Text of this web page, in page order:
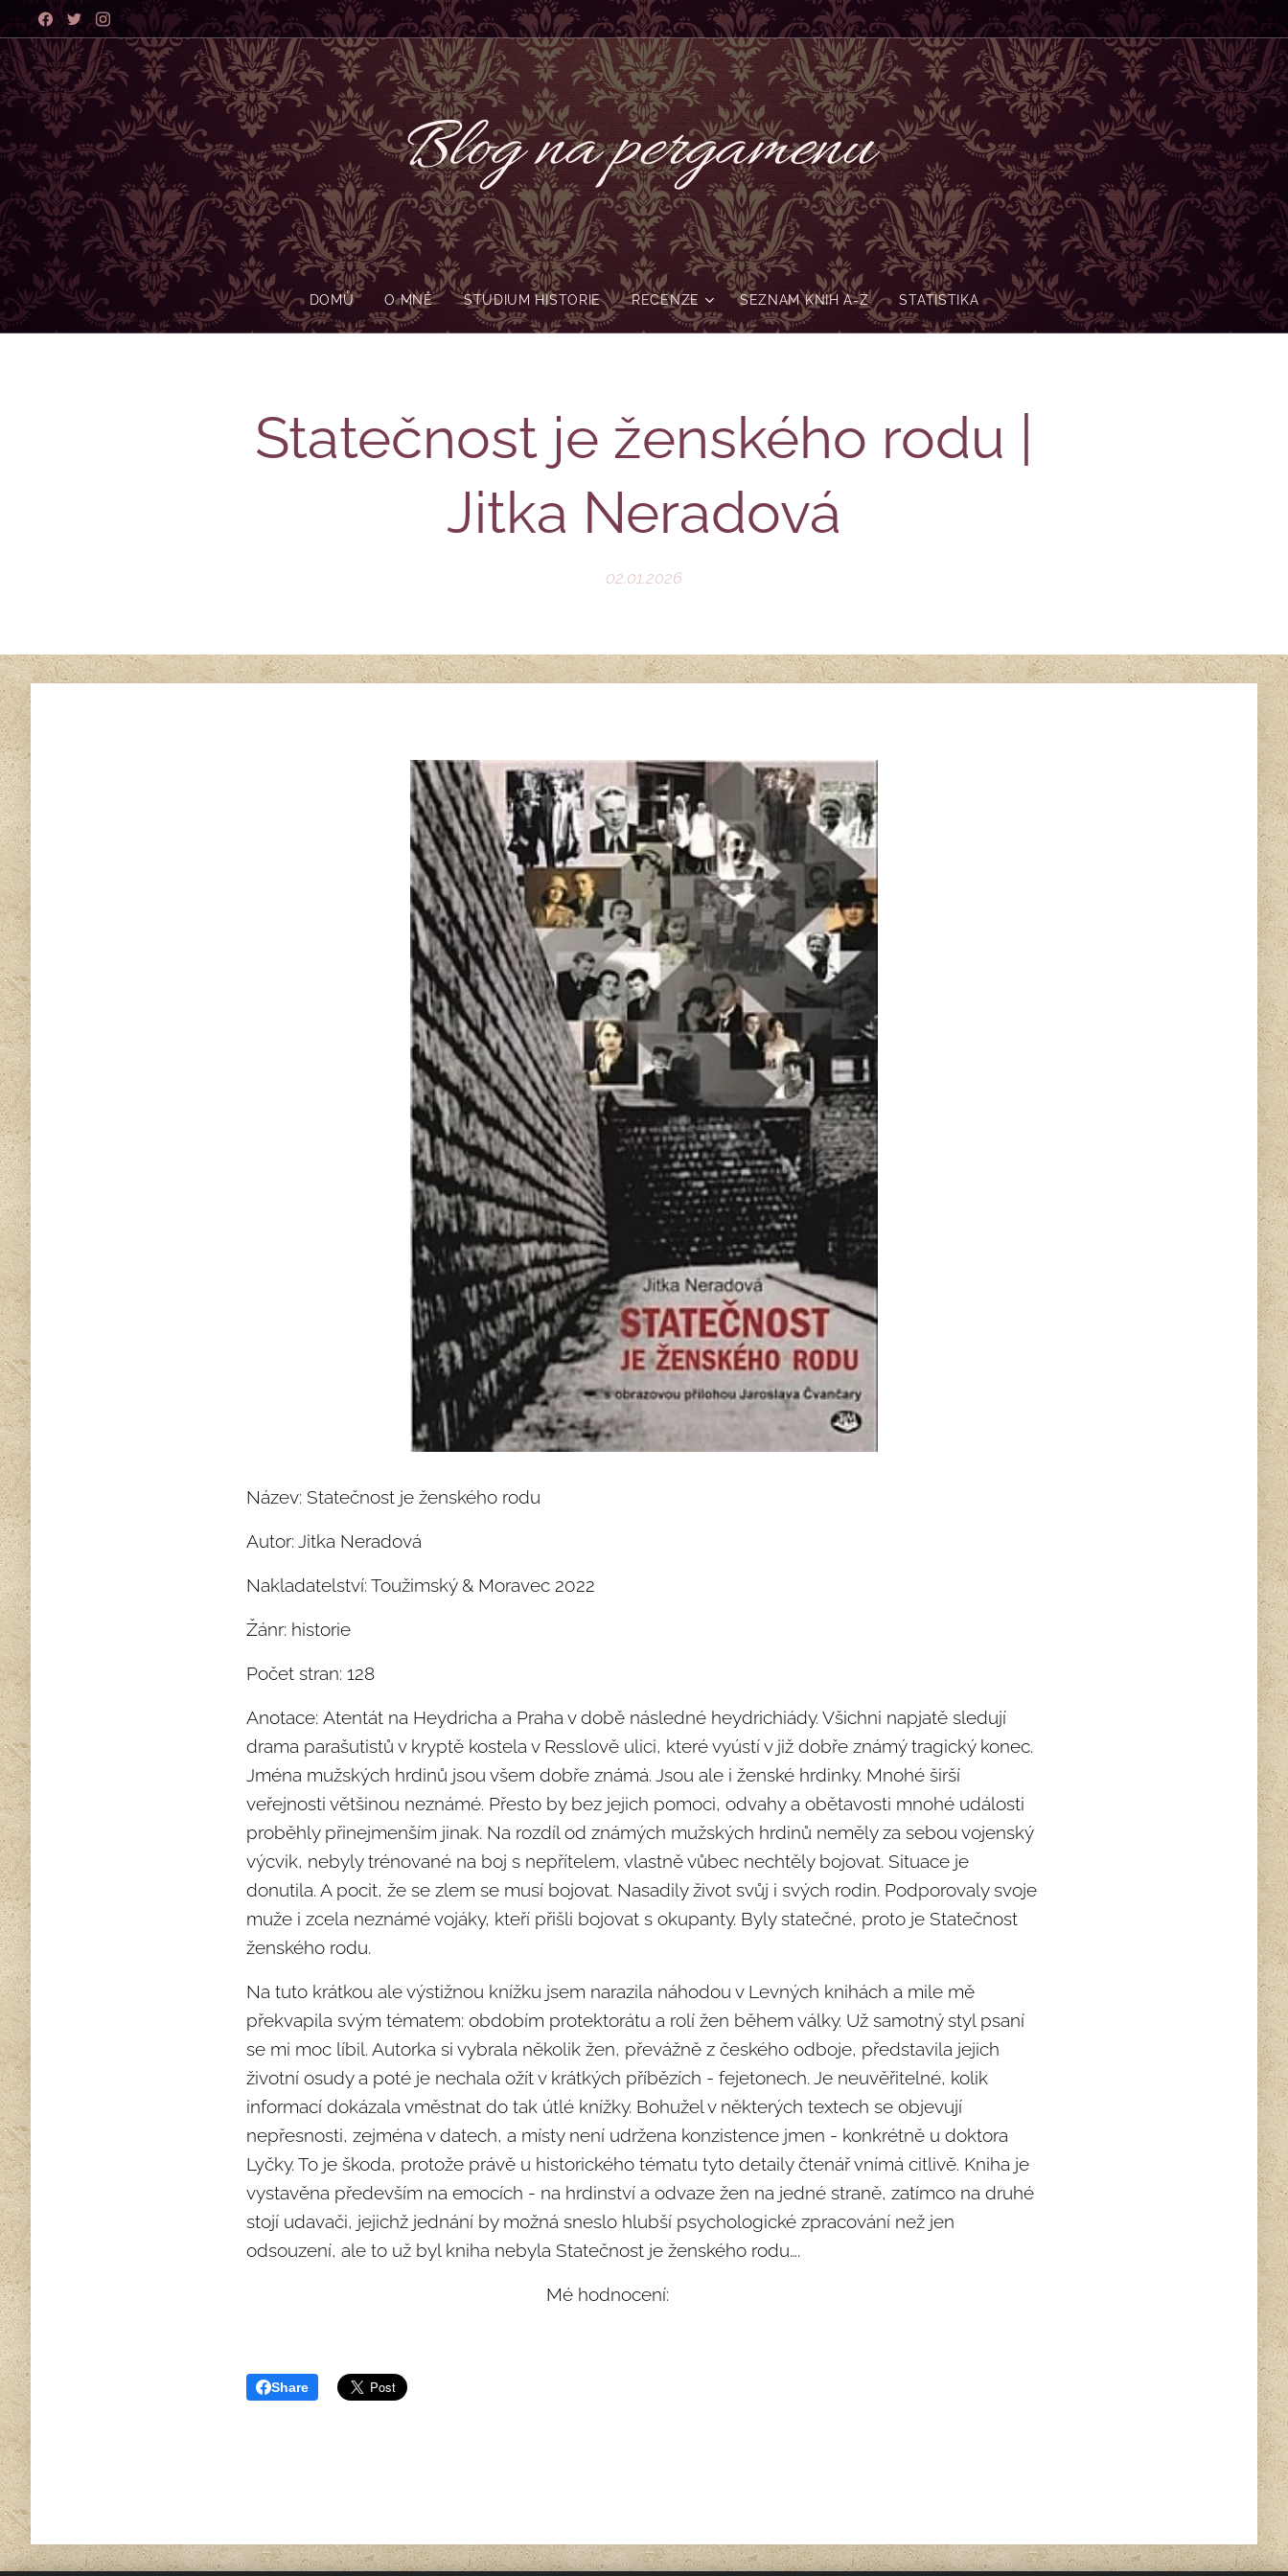
Blog na pergamenu
DOMŮ O MNĚ STUDIUM HISTORIE RECENZE SEZNAM KNIH A-Z STATISTIKA
Statečnost je ženského rodu |
Jitka Neradová
02.01.2026
Název: Statečnost je ženského rodu
Autor: Jitka Neradová
Nakladatelství: Toužimský & Moravec 2022
Žánr: historie
Počet stran: 128
Anotace: Atentát na Heydricha a Praha v době následné heydrichiády. Všichni napjatě sledují
drama parašutistů v kryptě kostela v Resslově ulici, které vyústí v již dobře známý tragický konec.
Jména mužských hrdinů jsou všem dobře známá. Jsou ale i ženské hrdinky. Mnohé širší
veřejnosti většinou neznámé. Přesto by bez jejich pomoci, odvahy a obětavosti mnohé události
proběhly přinejmenším jinak. Na rozdíl od známých mužských hrdinů neměly za sebou vojenský
výcvik, nebyly trénované na boj s nepřítelem, vlastně vůbec nechtěly bojovat. Situace je
donutila. A pocit, že se zlem se musí bojovat. Nasadily život svůj i svých rodin. Podporovaly svoje
muže i zcela neznámé vojáky, kteří přišli bojovat s okupanty. Byly statečné, proto je Statečnost
ženského rodu.
Na tuto krátkou ale výstižnou knížku jsem narazila náhodou v Levných knihách a mile mě
překvapila svým tématem: obdobím protektorátu a rolí žen během války. Už samotný styl psaní
se mi moc líbil. Autorka si vybrala několik žen, převážně z českého odboje, představila jejich
životní osudy a poté je nechala ožít v krátkých příbězích - fejetonech. Je neuvěřitelné, kolik
informací dokázala vměstnat do tak útlé knížky. Bohužel v některých textech se objevují
nepřesnosti, zejména v datech, a místy není udržena konzistence jmen - konkrétně u doktora
Lyčky. To je škoda, protože právě u historického tématu tyto detaily čtenář vnímá citlivě. Kniha je
vystavěna především na emocích - na hrdinství a odvaze žen na jedné straně, zatímco na druhé
stojí udavači, jejichž jednání by možná sneslo hlubší psychologické zpracování než jen
odsouzení, ale to už byl kniha nebyla Statečnost je ženského rodu….
Mé hodnocení: ⭐⭐⭐
Share